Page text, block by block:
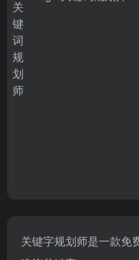
关键字规划师是一款免